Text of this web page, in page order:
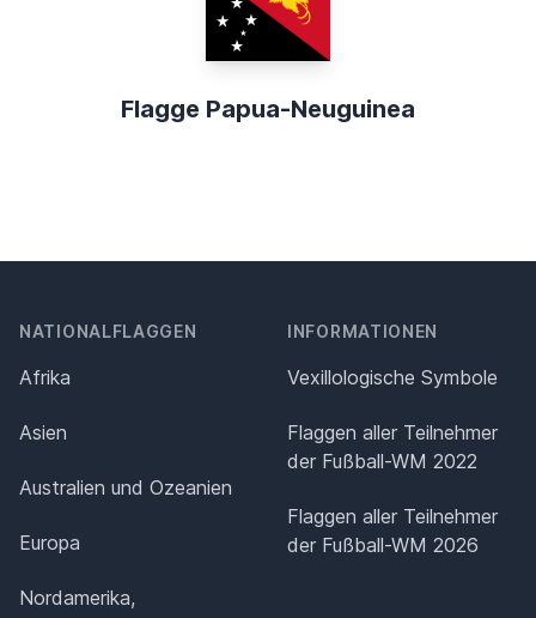
Flagge Papua-Neuguinea
NATIONALFLAGGEN
Afrika
Asien
Australien und Ozeanien
Europa
Nordamerika,
INFORMATIONEN
Vexillologische Symbole
Flaggen aller Teilnehmer
der Fußball-WM 2022
Flaggen aller Teilnehmer
der Fußball-WM 2026